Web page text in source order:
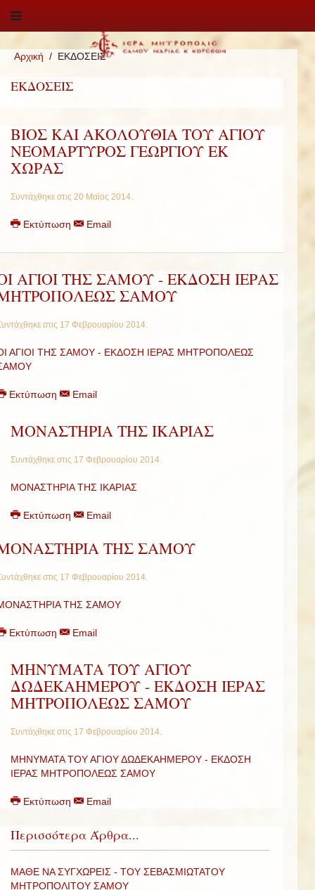
Αρχική ΕΚΔΟΣΕΙΣ
ΕΚΔΟΣΕΙΣ
ΒΙΟΣ ΚΑΙ ΑΚΟΛΟΥΘΙΑ ΤΟΥ ΑΓΙΟΥ
ΝΕΟΜΑΡΤΥΡΟΣ ΓΕΩΡΓΙΟΥ ΕΚ
ΧΩΡΑΣ
Συντάχθηκε στις 20 Μαϊος 2014.
Εκτύπωση Email
ΑΓΙΟΙ ΤΗΣ ΣΑΜΟΥ - ΕΚΔΟΣΗ ΙΕΡΑΣ
ΣΑΜΟΥ
στις 17 Φεβρουαρίου 2014.
ΑΓΙΟΙ ΤΗΣ ΣΑΜΟΥ - ΕΚΔΟΣΗ ΙΕΡΑΣ ΜΗΤΡΟΠΟΛΕΩΣ
Εκτύπωση Email
ΜΟΝΑΣΤΗΡΙΑ ΤΗΣ ΙΚΑΡΙΑΣ
Συντάχθηκε στις 17 Φεβρουαρίου 2014.
ΜΟΝΑΣΤΗΡΙΑ ΤΗΣ ΙΚΑΡΙΑΣ
Εκτύπωση Email
ΤΗΣ ΣΑΜΟΥ
στις 17 Φεβρουαρίου 2014.
ΤΗΣ ΣΑΜΟΥ
Εκτύπωση Email
ΜΗΝΥΜΑΤΑ ΤΟΥ ΑΓΙΟΥ
ΔΩΔΕΚΑΗΜΕΡΟΥ - ΕΚΔΟΣΗ ΙΕΡΑΣ
ΜΗΤΡΟΠΟΛΕΩΣ ΣΑΜΟΥ
Συντάχθηκε στις 17 Φεβρουαρίου 2014.
ΜΗΝΥΜΑΤΑ ΤΟΥ ΑΓΙΟΥ ΔΩΔΕΚΑΗΜΕΡΟΥ - ΕΚΔΟΣΗ
ΙΕΡΑΣ ΜΗΤΡΟΠΟΛΕΩΣ ΣΑΜΟΥ
Εκτύπωση Email
Περισσότερα Άρθρα...
ΜΑΘΕ ΝΑ ΣΥΓΧΩΡΕΙΣ - ΤΟΥ ΣΕΒΑΣΜΙΩΤΑΤΟΥ
ΜΗΤΡΟΠΟΛΙΤΟΥ ΣΑΜΟΥ